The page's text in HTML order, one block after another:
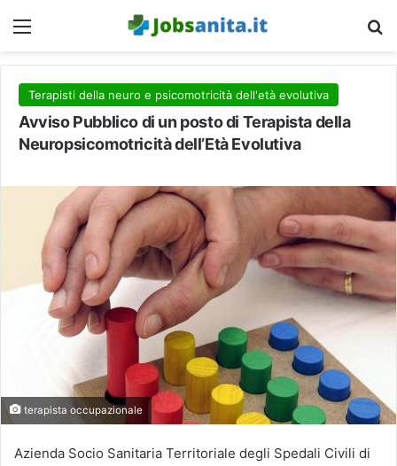
Menu
Terapisti della neuro e psicomotricità dell'età evolutiva
Avviso Pubblico di un posto di Terapista della
Neuropsicomotricità dell’Età Evolutiva
terapista occupazionale
Azienda Socio Sanitaria Territoriale degli Spedali Civili di